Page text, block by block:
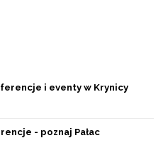
i eventy w Krynicy
- poznaj Pałac